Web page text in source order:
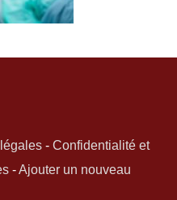
- Confidentialité et
- Ajouter un nouveau